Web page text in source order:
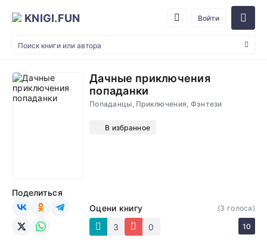
KNIGI.FUN Войти
Дачные приключения
попаданки
Попаданцы, Приключения, Фэнтези
В избранное
Оцени книгу
3
0
(3 голоса)
10
Поделиться